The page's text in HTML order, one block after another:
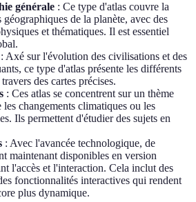
générale : Ce type d'atlas couvre la
géographiques de la planète, avec des
et thématiques. Il est essentiel
: Axé sur l'évolution des civilisations et des
ce type d'atlas présente les différents
des cartes précises.
: Ces atlas se concentrent sur un thème
changements climatiques ou les
Ils permettent d'étudier des sujets en
: Avec l'avancée technologique, de
maintenant disponibles en version
l'accès et l'interaction. Cela inclut des
fonctionnalités interactives qui rendent
plus dynamique.